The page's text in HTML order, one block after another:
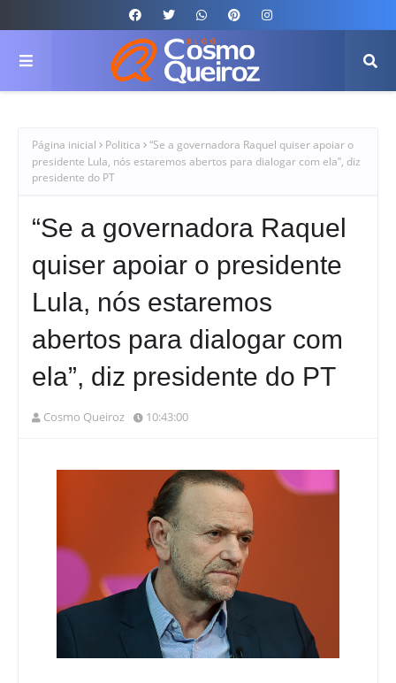
Página inicial Politica
“Se a governadora Raquel quiser apoiar o
presidente Lula, nós estaremos abertos para dialogar com ela”, diz
presidente do PT
“Se a governadora Raquel
quiser apoiar o presidente
Lula, nós estaremos
abertos para dialogar com
ela”, diz presidente do PT
Cosmo Queiroz 10:43:00